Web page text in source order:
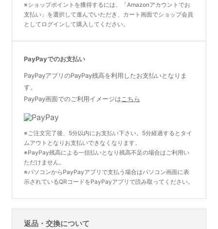
※ショップポイントを獲得するには、「Amazonアカウントでお
支払い」を選択して進んでいただき、カート画面でショップ会員
としてログインして購入してください。
PayPayでのお支払い
PayPayアプリのPayPay残高を利用したお支払いとなりま
す。
PayPay画面でのご利用イメージは こちら
※ご注文完了後、5分以内にお支払い下さい。5分経過するとタイ
ムアウトとなりお支払いできなくなります。
※PayPay残高による一括払いとなり残高不足の場合はご利用い
ただけません。
※パソコンからPayPayアプリで支払う場合はパソコン画面に表
示されているQRコードをPayPayアプリで読み取ってください。
返品・交換について